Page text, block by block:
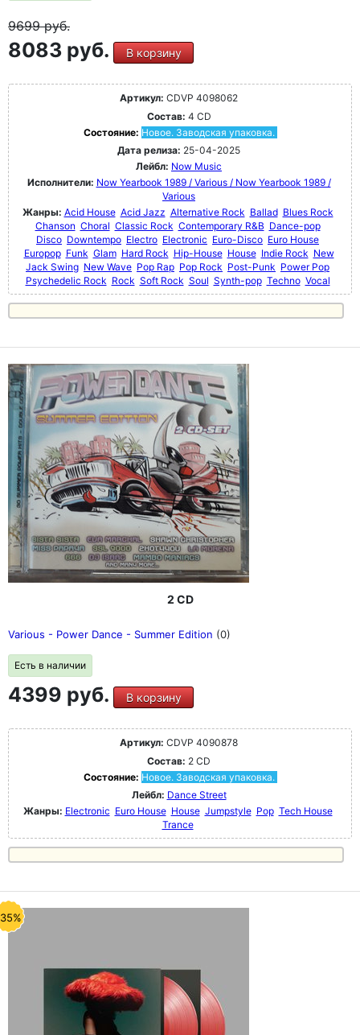
9699руб.
8083 руб. В корзину
Артикул: CDVP 4098062
Состав: 4 CD
Состояние: Новое. Заводская упаковка.
Дата релиза: 25-04-2025
Лейбл: Now Music
Исполнители: Now Yearbook 1989 / Various / Now Yearbook 1989 /
Various
Жанры: Acid House Acid Jazz Alternative Rock Ballad Blues Rock
Chanson Choral Classic Rock Contemporary R&B Dance-pop
Disco Downtempo Electro Electronic Euro-Disco Euro House
Europop Funk Glam Hard Rock Hip-House House Indie Rock New
Jack Swing New Wave Pop Rap Pop Rock Post-Punk Power Pop
Psychedelic Rock Rock Soft Rock Soul Synth-pop Techno Vocal
2 CD
Various - Power Dance - Summer Edition (0)
Есть в наличии
4399 руб. В корзину
Артикул: CDVP 4090878
Состав: 2 CD
Состояние: Новое. Заводская упаковка.
Лейбл: Dance Street
Жанры: Electronic Euro House House Jumpstyle Pop Tech House
Trance